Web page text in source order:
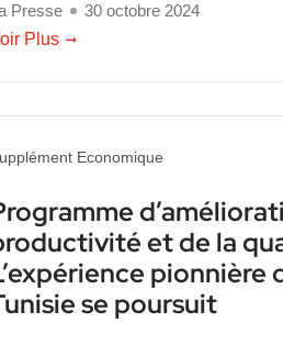
Presse
30 octobre 2024
Plus
Economique
et de la
pionnière
se poursuit